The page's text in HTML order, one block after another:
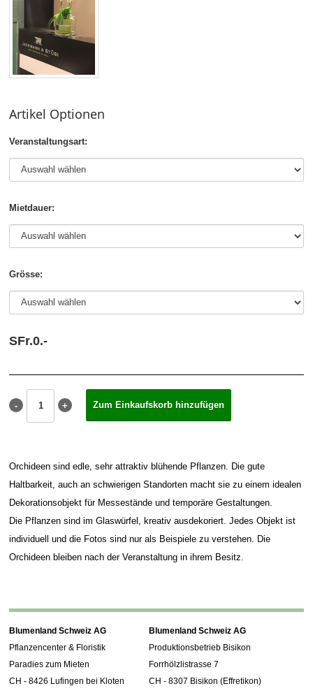
Artikel Optionen
Veranstaltungsart:
Mietdauer:
Grösse:
SFr.0.-
Orchideen sind edle, sehr attraktiv blühende Pflanzen. Die gute
Haltbarkeit, auch an schwierigen Standorten macht sie zu einem idealen
Dekorationsobjekt für Messestände und temporäre Gestaltungen.
Die Pflanzen sind im Glaswürfel, kreativ ausdekoriert. Jedes Objekt ist
individuell und die Fotos sind nur als Beispiele zu verstehen. Die
Orchideen bleiben nach der Veranstaltung in ihrem Besitz.
Blumenland Schweiz AG
Pflanzencenter & Floristik
Paradies zum Mieten
CH - 8426 Lufingen bei Kloten
Blumenland Schweiz AG
Produktionsbetrieb Bisikon
Forrhölzlistrasse 7
CH - 8307 Bisikon (Effretikon)